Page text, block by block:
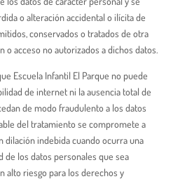
o alteración accidental o ilícita de
conservados o tratados de otra
o acceso no autorizados a dichos datos.
Escuela Infantil El Parque no puede
de internet ni la ausencia total de
de modo fraudulento a los datos
del tratamiento se compromete a
dilación indebida cuando ocurra una
de los datos personales que sea
alto riesgo para los derechos y